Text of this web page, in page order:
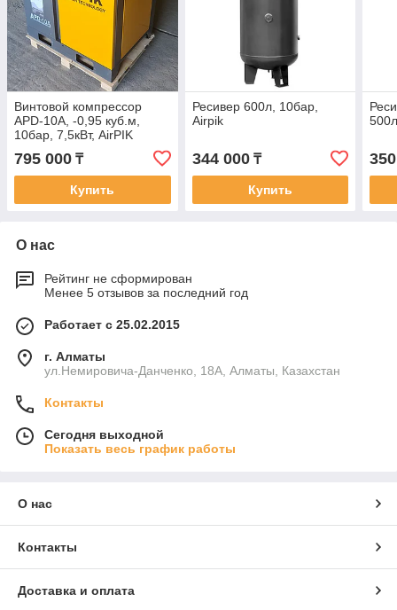
Винтовой компрессор
APD-10A, -0,95 куб.м,
10бар, 7,5кВт, AirPIK
795 000 ₸
Купить
Ресивер 600л, 10бар,
Airpik
344 000₸
Купить
О нас
Рейтинг не сформирован
Менее 5 отзывов за последний год
Работает с 25.02.2015
г. Алматы
ул.Немировича-Данченко, 18А, Алматы, Казахстан
Контакты
Сегодня выходной
Показать весь график работы
О нас
Контакты
Доставка и оплата